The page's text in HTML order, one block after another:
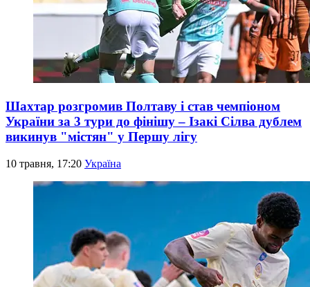
Шахтар розгромив Полтаву і став чемпіоном
України за 3 тури до фінішу – Ізакі Сілва дублем
викинув "містян" у Першу лігу
10 травня, 17:20 Україна